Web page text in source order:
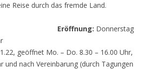
Reise durch das fremde Land.
Eröffnung: Donnerstag
geöffnet Mo. – Do. 8.30 – 16.00 Uhr,
und nach Vereinbarung (durch Tagungen